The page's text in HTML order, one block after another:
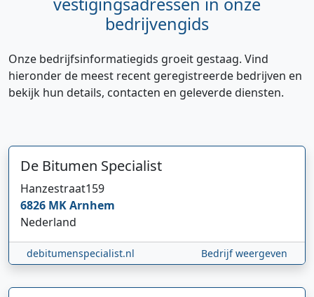
bedrijvengids
Onze bedrijfsinformatiegids groeit gestaag. Vind
hieronder de meest recent geregistreerde bedrijven en
bekijk hun details, contacten en geleverde diensten.
De Bitumen Specialist
Hanzestraat159
6826 MKArnhem
Nederland
debitumenspecialist.nl Bedrijf weergeven